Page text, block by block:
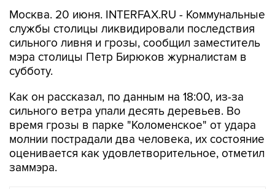
Москва. 20 июня. INTERFAX.RU - Коммунальные
службы столицы ликвидировали последствия
сильного ливня и грозы, сообщил заместитель
мэра столицы Петр Бирюков журналистам в
субботу.
Как он рассказал, по данным на 18:00, из-за
сильного ветра упали десять деревьев. Во
время грозы в парке "Коломенское" от удара
молнии пострадали два человека, их состояние
оценивается как удовлетворительное, отметил
заммэра.